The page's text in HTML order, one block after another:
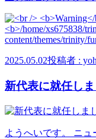
2025.05.02投稿者 :
新代表に就任しま
ようへいです。 ニュ